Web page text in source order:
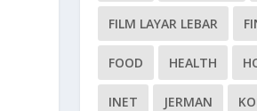
FILM LAYAR LEBAR
FOOD HEALTH
INET JERMAN